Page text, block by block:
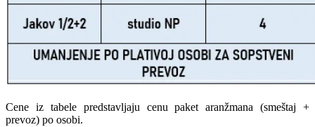
Cene iz tabele predstavljaju cenu paket aranžmana (smeštaj +
prevoz) po osobi.